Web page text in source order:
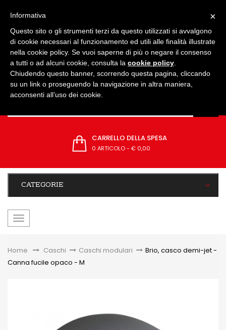
CARRELLO DELLA SPESA
0 ARTICOLO- € 0,00
CATEGORIE
navigazione
Home &gt;Caschi > Caschi modulari > Brio, casco demi-jet -
Canna fucile opaco - M
×
Informativa
Questo sito o gli strumenti terzi da questo utilizzati si avvalgono
di cookie necessari al funzionamento ed utili alle finalità illustrate
nella cookie policy. Se vuoi saperne di più o negare il consenso
a tutti o ad alcuni cookie, consulta la cookie policy
Chiudendo questo banner, scorrendo questa pagina, cliccando
su un link o proseguendo la navigazione in altra maniera,
acconsenti all’uso dei cookie.